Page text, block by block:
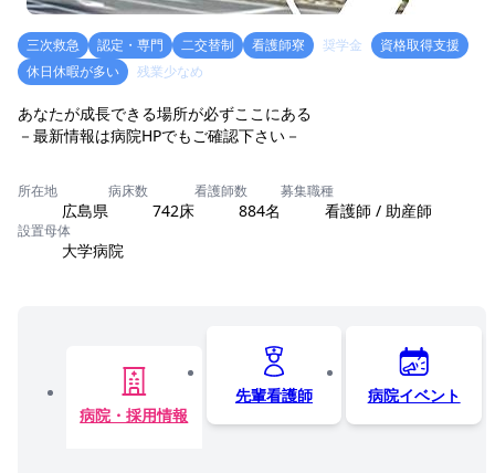
三次救急 認定・専門 二交替制 看護師寮 奨学金
資格取得支援
休日休暇が多い
残業少なめ
あなたが成長できる場所が必ずここにある
－最新情報は病院HPでもご確認下さい－
所在地
広島県
病床数
742床
看護師数
884名
募集職種
看護師 / 助産師
設置母体
大学病院
病院・採用情報
先輩看護師 病院イベント